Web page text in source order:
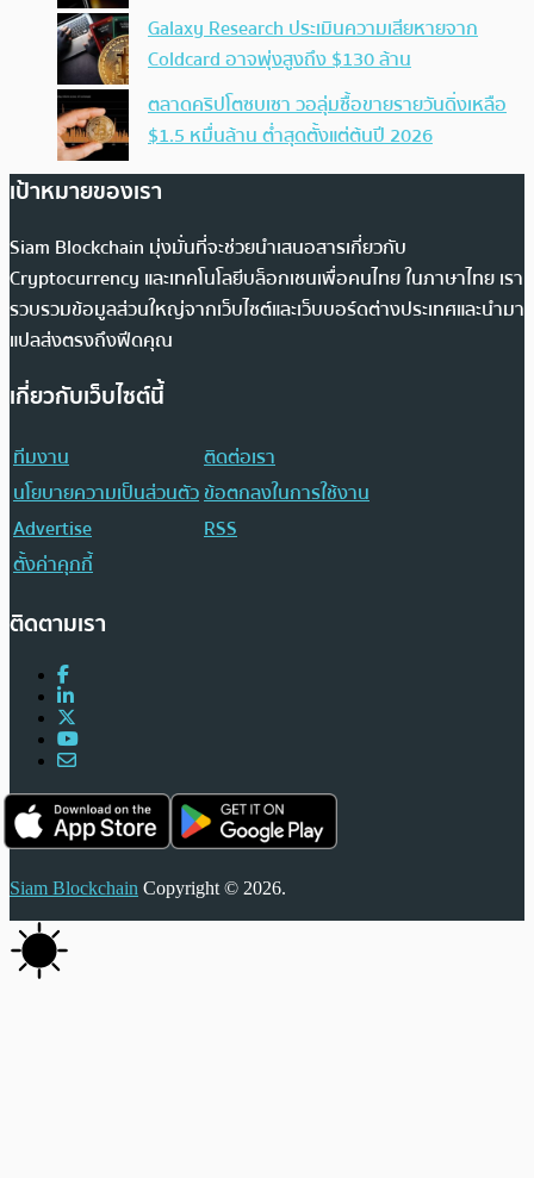
Galaxy Research ประเมินความเสียหายจาก
Coldcard อาจพุ่งสูงถึง $130 ล้าน
ตลาดคริปโตซบเซา วอลุ่มซื้อขายรายวันดิ่งเหลือ
$1.5 หมื่นล้าน ต่ำสุดตั้งแต่ต้นปี 2026
เป้าหมายของเรา
Siam Blockchain มุ่งมั่นที่จะช่วยนำเสนอสารเกี่ยวกับ
Cryptocurrency และเทคโนโลยีบล็อกเชนเพื่อคนไทย ในภาษาไทย เรา
รวบรวมข้อมูลส่วนใหญ่จากเว็บไซต์และเว็บบอร์ดต่างประเทศและนำมา
แปลส่งตรงถึงฟีดคุณ
เกี่ยวกับเว็บไซต์นี้
ทีมงาน
ติดต่อเรา
นโยบายความเป็นส่วนตัวข้อตกลงในการใช้งาน
Advertise
RSS
ตั้งค่าคุกกี้
ติดตามเรา
Siam Blockchain Copyright © 2026.